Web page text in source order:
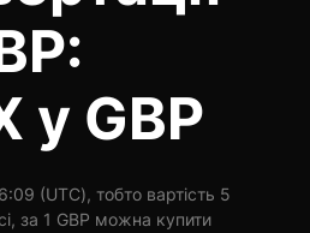
у GBP
(UTC), тобто вартість 5
за 1 GBP можна купити